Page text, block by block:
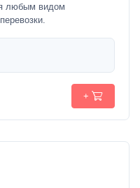
любым видом
+